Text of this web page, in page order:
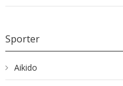
Sporter
Aikido